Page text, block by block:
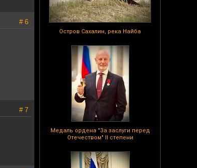
Остров Сахалин, река Найба
Медаль ордена "За заслуги перед
Отечеством" II степени
# 6
# 7